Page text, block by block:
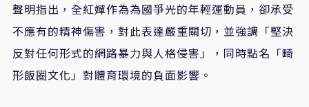
聲明指出，全紅嬋作為為國爭光的年輕運動員，卻承受
不應有的精神傷害，對此表達嚴重關切，並強調「堅決
反對任何形式的網路暴力與人格侵害」，同時點名「畸
形飯圈文化」對體育環境的負面影響。